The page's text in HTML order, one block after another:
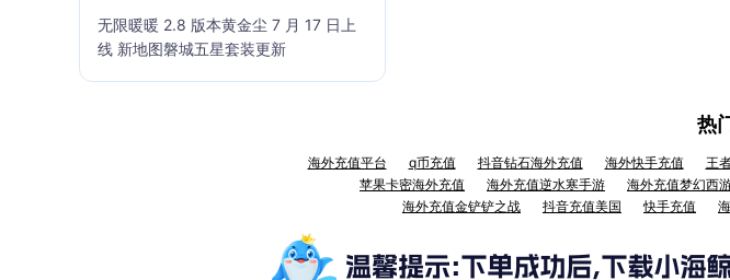
无限暖暖 2.8 版本黄金尘 7 月 17 日上
线 新地图磐城五星套装更新
热
海外充值平台 q币充值 抖音钻石海外充值 海外快手充值 王
苹果卡密海外充值
海外充值逆水寒手游 海外充值梦幻西
海外充值金铲铲之战
抖音充值美国 快手充值